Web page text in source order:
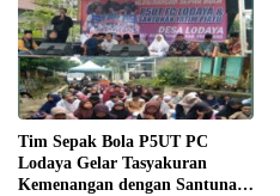
Tim Sepak Bola P5UT PC
Lodaya Gelar Tasyakuran
Kemenangan dengan Santunan